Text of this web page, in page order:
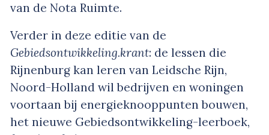
van de Nota Ruimte.
Verder in deze editie van de
Gebiedsontwikkeling.krant: de lessen die
Rijnenburg kan leren van Leidsche Rijn,
Noord-Holland wil bedrijven en woningen
voortaan bij energieknooppunten bouwen,
het nieuwe Gebiedsontwikkeling-leerboek,